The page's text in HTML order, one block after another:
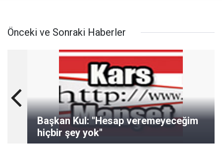
Önceki ve Sonraki Haberler
Başkan Kul: "Hesap veremeyeceğim
hiçbir şey yok"